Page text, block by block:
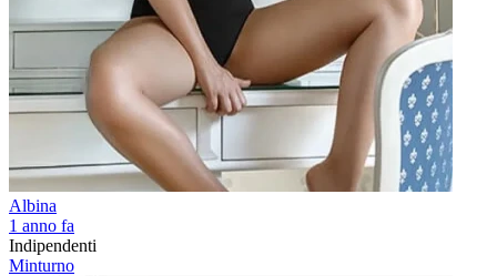
Albina
1 anno fa
Indipendenti
Minturno